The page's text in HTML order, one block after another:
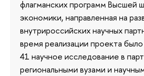
флагманских программ Высшей
экономики, направленная на
внутрироссийских научных
время реализации проекта
41 научное исследование в
региональными вузами и